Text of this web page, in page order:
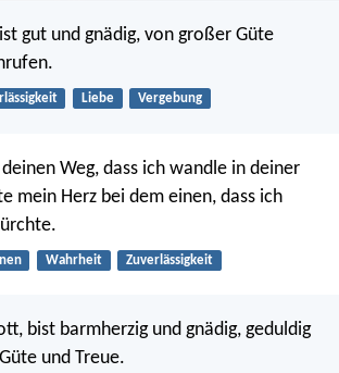
gut und gnädig, von großer Güte
Liebe Vergebung
deinen Weg, dass ich wandle in deiner
mein Herz bei dem einen, dass ich
Wahrheit Zuverlässigkeit
bist barmherzig und gnädig, geduldig
und Treue.